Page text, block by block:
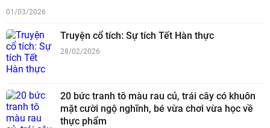
01/03/2026
Truyện cổ tích: Sự tích Tết Hàn thực
28/02/2026
20 bức tranh tô màu rau củ, trái cây có khuôn
mặt cười ngộ nghĩnh, bé vừa chơi vừa học về
thực phẩm